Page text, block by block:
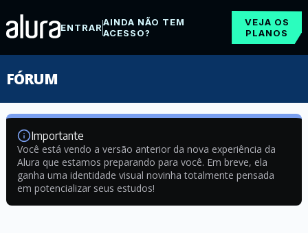
ENTRARAINDA NÃO TEM
ACESSO?
VEJA OS
PLANOS
FÓRUM
Importante
Você está vendo a versão anterior da nova experiência da
Alura que estamos preparando para você. Em breve, ela
ganha uma identidade visual novinha totalmente pensada
em potencializar seus estudos!